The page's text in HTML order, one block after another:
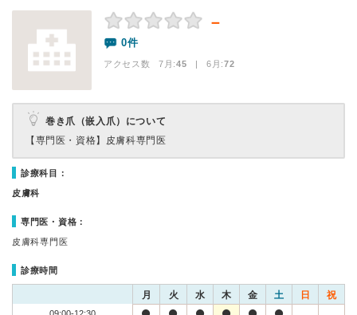
－
0件
アクセス数 7月:45 | 6月:72
巻き爪（嵌入爪）について
【専門医・資格】 皮膚科専門医
診療科目：
皮膚科
専門医・資格：
皮膚科専門医
診療時間
月 火 水 木 金 土 日 祝